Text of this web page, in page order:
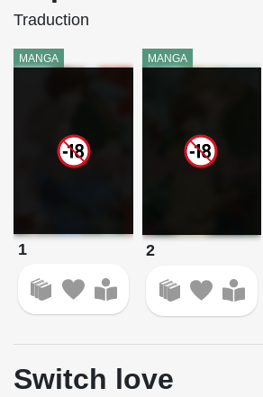
Traduction
MANGA
1
MANGA
2
Switch love